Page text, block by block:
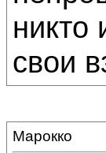
никто
свои
Марокко